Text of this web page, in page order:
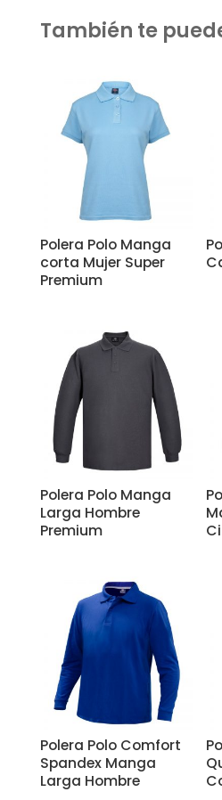
También te
Related
Polera Polo Manga
corta Mujer Super
Premium
Polera Polo Manga
Larga Hombre
Premium
Polera Polo Comfort
Spandex Manga
Larga Hombre